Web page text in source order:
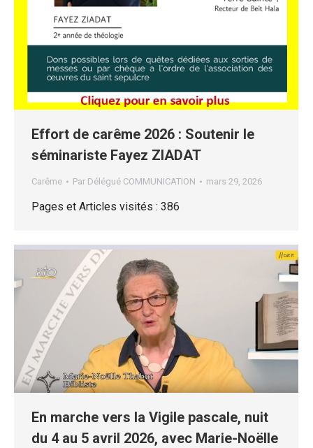
Effort de carême 2026 : Soutenir le
séminariste Fayez ZIADAT
Carême Par Délégué COMMUNICATION mars 29, 2026
Pages et Articles visités : 386
En marche vers la Vigile pascale, nuit
du 4 au 5 avril 2026, avec Marie-Noëlle